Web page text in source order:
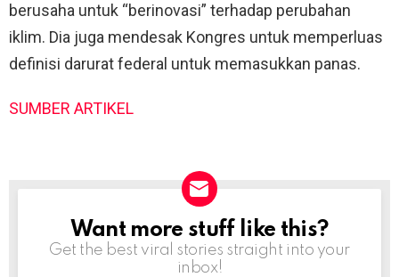
berusaha untuk “berinovasi” terhadap perubahan
iklim. Dia juga mendesak Kongres untuk memperluas
definisi darurat federal untuk memasukkan panas.
SUMBER ARTIKEL
NEWSLETTER
Want more stuff like this?
Get the best viral stories straight into your
inbox!